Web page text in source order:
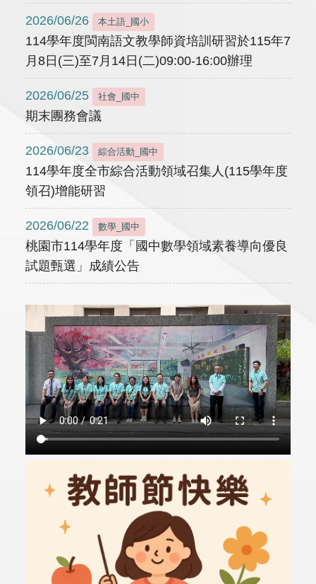
2026/06/26 本土語_國小
114學年度閩南語文教學師資培訓研習於115年7
月8日(三)至7月14日(二)09:00-16:00辦理
2026/06/25 社會_國中
期末團務會議
2026/06/23 綜合活動_國中
114學年度全市綜合活動領域召集人(115學年度
領召)增能研習
2026/06/22 數學_國中
桃園市114學年度「國中數學領域素養導向優良
試題甄選」成績公告